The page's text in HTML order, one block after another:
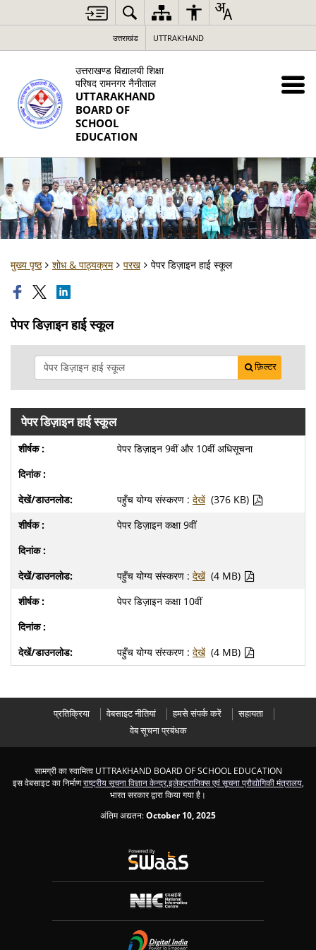
उत्तराखंड UTTRAKHAND
उत्तराखण्ड विद्यालयी शिक्षा
परिषद रामनगर नैनीताल
UTTARAKHAND
BOARD OF
SCHOOL
EDUCATION
मुख्य पृष्ठ शोध & पाठ्यक्रम परख पेपर डिज़ाइन हाई स्कूल
पेपर डिज़ाइन हाई स्कूल
फ़िल्टर
पेपर डिज़ाइन हाई स्कूल
पेपर डिज़ाइन 9वीं और 10वीं अधिसूचना
पहुँच योग्य संस्करण : देखें (376 KB)
पेपर डिज़ाइन कक्षा 9वीं
पहुँच योग्य संस्करण : देखें (4 MB)
पेपर डिज़ाइन कक्षा 10वीं
पहुँच योग्य संस्करण : देखें (4 MB)
प्रतिक्रिया वेबसाइट नीतियां हमसे संपर्क करें
सहायता
वेब सूचना प्रबंधक
सामग्री का स्वामित्व UTTRAKHAND BOARD OF SCHOOL EDUCATION
इस वेबसाइट का निर्माणराष्ट्रीय सूचना विज्ञान केन्द्र,इलेक्ट्रानिक्स एवं सूचना प्रौद्योगिकी मंत्रालय,
भारत सरकार द्वारा किया गया है।
अंतिम अद्यतन:October 10, 2025